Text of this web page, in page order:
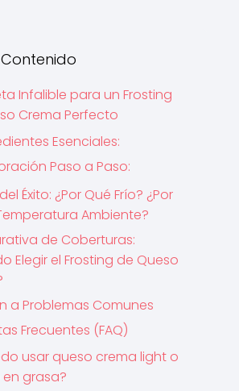
Infalible para un Frosting
Crema Perfecto
Esenciales:
Paso a Paso:
Éxito: ¿Por Qué Frío? ¿Por
Ambiente?
de Coberturas:
Elegir el Frosting de Queso
a Problemas Comunes
Frecuentes (FAQ)
usar queso crema light o
grasa?